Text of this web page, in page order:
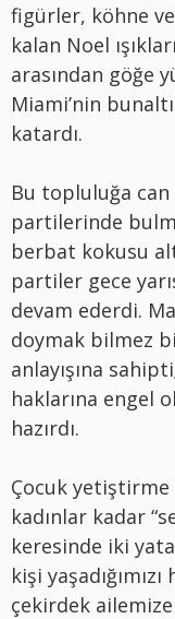
figürler, köhne
kalan Noel
arasından göğe
Miami’nin
katardı.
Bu topluluğa
partilerinde
berbat kokusu
partiler gece
devam ederdi.
doymak bilmez
anlayışına
haklarına engel
hazırdı.
Çocuk
kadınlar kadar
keresinde iki
kişi
çekirdek